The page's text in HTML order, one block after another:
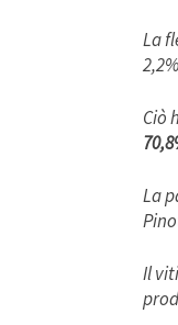
La
Ciò
La
Il